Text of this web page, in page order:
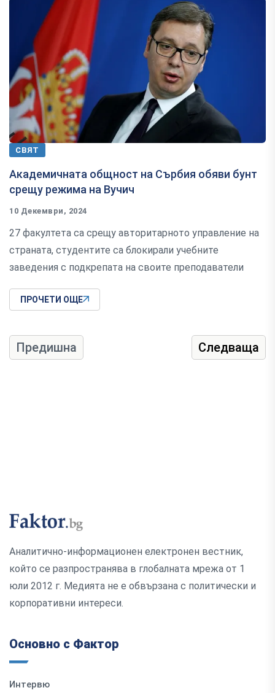
СВЯТ
Академичната общност на Сърбия обяви бунт
срещу режима на Вучич
10 Декември, 2024
27 факултета са срещу авторитарното управление на
страната, студентите са блокирали учебните
заведения с подкрепата на своите преподаватели
ПРОЧЕТИ ОЩЕ
Предишна Следваща
Аналитично-информационен електронен вестник,
който се разпространява в глобалната мрежа от 1
юли 2012 г. Медията не е обвързана с политически и
корпоративни интереси.
Основно с Фактор
Интервю